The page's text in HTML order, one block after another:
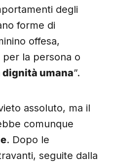
degli
forme di
offesa,
per la persona o
umana”.
assoluto, ma il
comunque
. Dopo le
seguite dalla